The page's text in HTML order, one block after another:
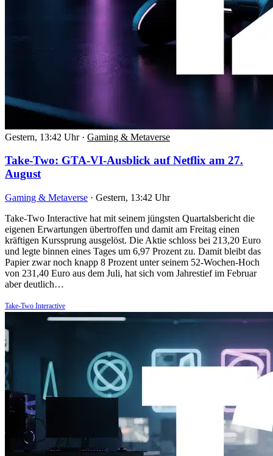
Gestern, 13:42 Uhr · Gaming & Metaverse
Take-Two: GTA-VI-Ausblick auf Netflix am 27.
August
Gaming & Metaverse · Gestern, 13:42 Uhr
Take-Two Interactive hat mit seinem jüngsten Quartalsbericht die
eigenen Erwartungen übertroffen und damit am Freitag einen
kräftigen Kurssprung ausgelöst. Die Aktie schloss bei 213,20 Euro
und legte binnen eines Tages um 6,97 Prozent zu. Damit bleibt das
Papier zwar noch knapp 8 Prozent unter seinem 52-Wochen-Hoch
von 231,40 Euro aus dem Juli, hat sich vom Jahrestief im Februar
aber deutlich…
Take-Two Interactive